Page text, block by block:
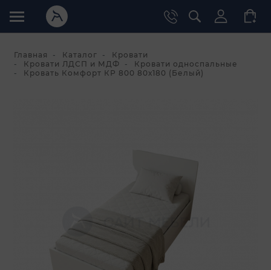
Главная Каталог
Кровати
Кровати ЛДСП и МДФ
Кровати односпальные
Кровать Комфорт КР 800 80х180 (Белый)